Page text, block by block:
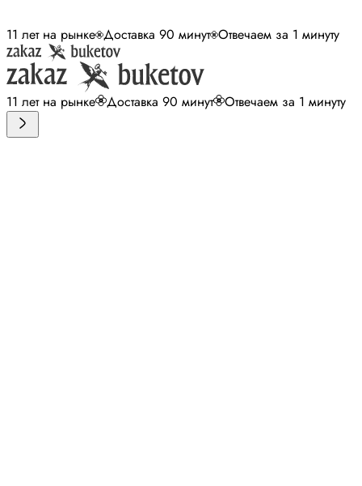
11 лет на рынке Доставка 90 минут Отвечаем за 1 минуту
11 лет на рынке Доставка 90 минут Отвечаем за 1 минуту